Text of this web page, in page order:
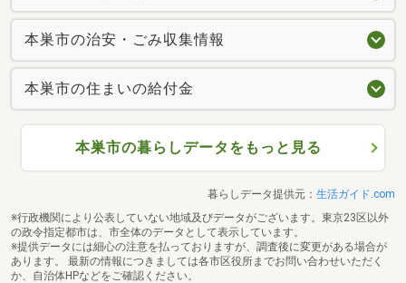
本巣市の治安・ごみ収集情報
本巣市の住まいの給付金
本巣市の暮らしデータをもっと見る
暮らしデータ提供元： 生活ガイド.com
※行政機関により公表していない地域及びデータがございます。東京23区以外
の政令指定都市は、市全体のデータとして表示しています。
※提供データには細心の注意を払っておりますが、調査後に変更がある場合が
あります。 最新の情報につきましては各市区役所までお問い合わせいただく
か、自治体HPなどをご確認ください。